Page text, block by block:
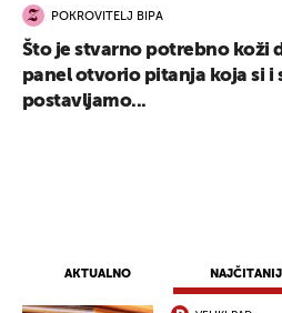
AKTUALNO
POKROVITELJ BIPA
Što je stvarno potrebno koži
panel otvorio pitanja koja si i
postavljamo...